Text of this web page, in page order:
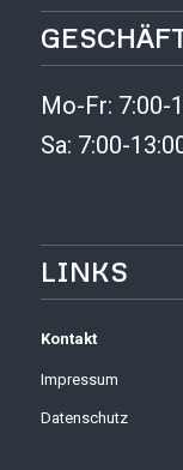
Mo-Fr: 7:00-
Sa: 7:00-
LINKS
Kontakt
Impressum
Datenschutz